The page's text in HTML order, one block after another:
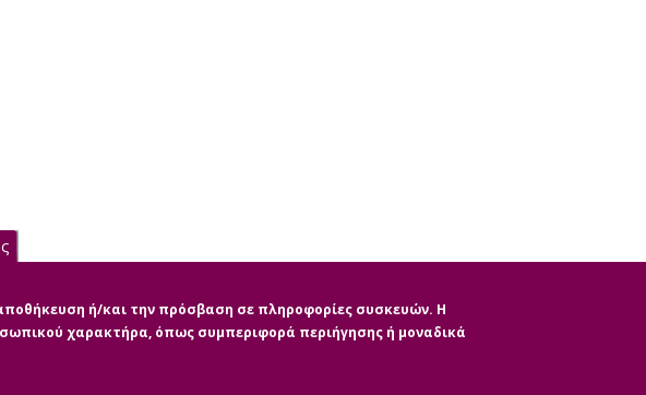
ή/και την πρόσβαση σε πληροφορίες συσκευών. Η
χαρακτήρα, όπως συμπεριφορά περιήγησης ή μοναδικά